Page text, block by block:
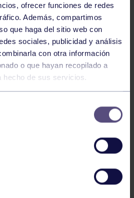
ofrecer funciones de redes
Además, compartimos
que haga del sitio web con
sociales, publicidad y análisis
con otra información
o que hayan recopilado a
hecho de sus servicios.
2026
ESPAÑA DE
DE ESPAÑA JÚNIOR DE